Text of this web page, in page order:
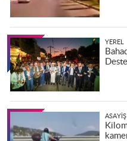
YEREL
ASAYIŞ